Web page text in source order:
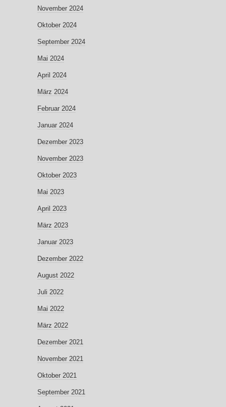
November 2024
Oktober 2024
September 2024
Mai 2024
April 2024
März 2024
Februar 2024
Januar 2024
Dezember 2023
November 2023
Oktober 2023
Mai 2023
April 2023
März 2023
Januar 2023
Dezember 2022
August 2022
Juli 2022
Mai 2022
März 2022
Dezember 2021
November 2021
Oktober 2021
September 2021